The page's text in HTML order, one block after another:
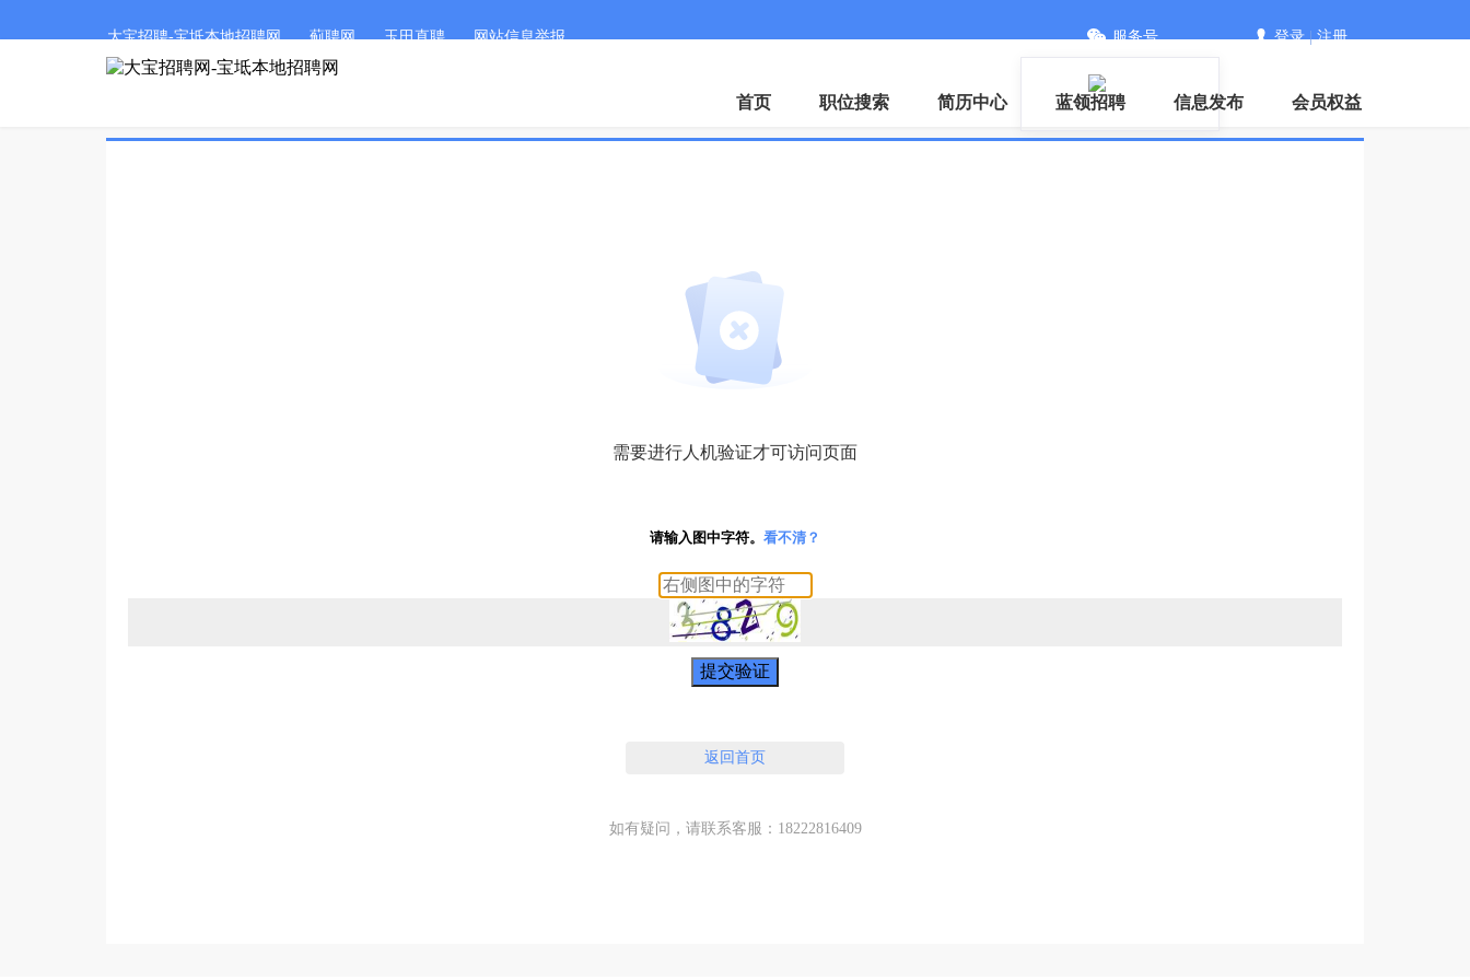
大宝招聘-宝坻本地招聘网 蓟聘网 玉田直聘 网站信息举报 服务号 登录|注册
首页 职位搜索 简历中心 蓝领招聘 信息发布 会员权益
需要进行人机验证才可访问页面
请输入图中字符。 看不清？
提交验证
返回首页
如有疑问，请联系客服：18222816409